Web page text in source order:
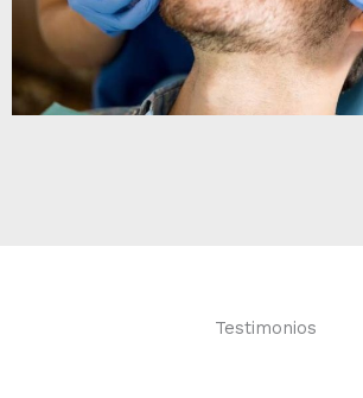
Testimonios